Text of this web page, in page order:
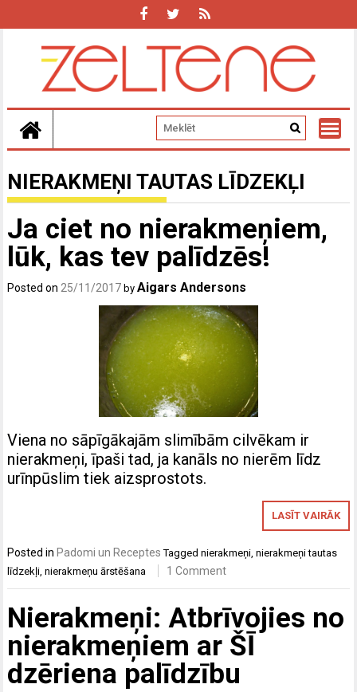
NIERAKMEŅI TAUTAS LĪDZEKĻI
Ja ciet no nierakmeņiem,
lūk, kas tev palīdzēs!
Posted on 25/11/2017 byAigars Andersons
Viena no sāpīgākajām slimībām cilvēkam ir
nierakmeņi, īpaši tad, ja kanāls no nierēm līdz
urīnpūslim tiek aizsprostots.
LASĪT VAIRĀK
Posted in Padomi un Receptes Taggednierakmeņi ,nierakmeņi tautas
līdzekļi ,nierakmeņu ārstēšana 1 Comment
Nierakmeņi: Atbrīvojies no
nierakmeņiem ar ŠĪ
dzēriena palīdzību